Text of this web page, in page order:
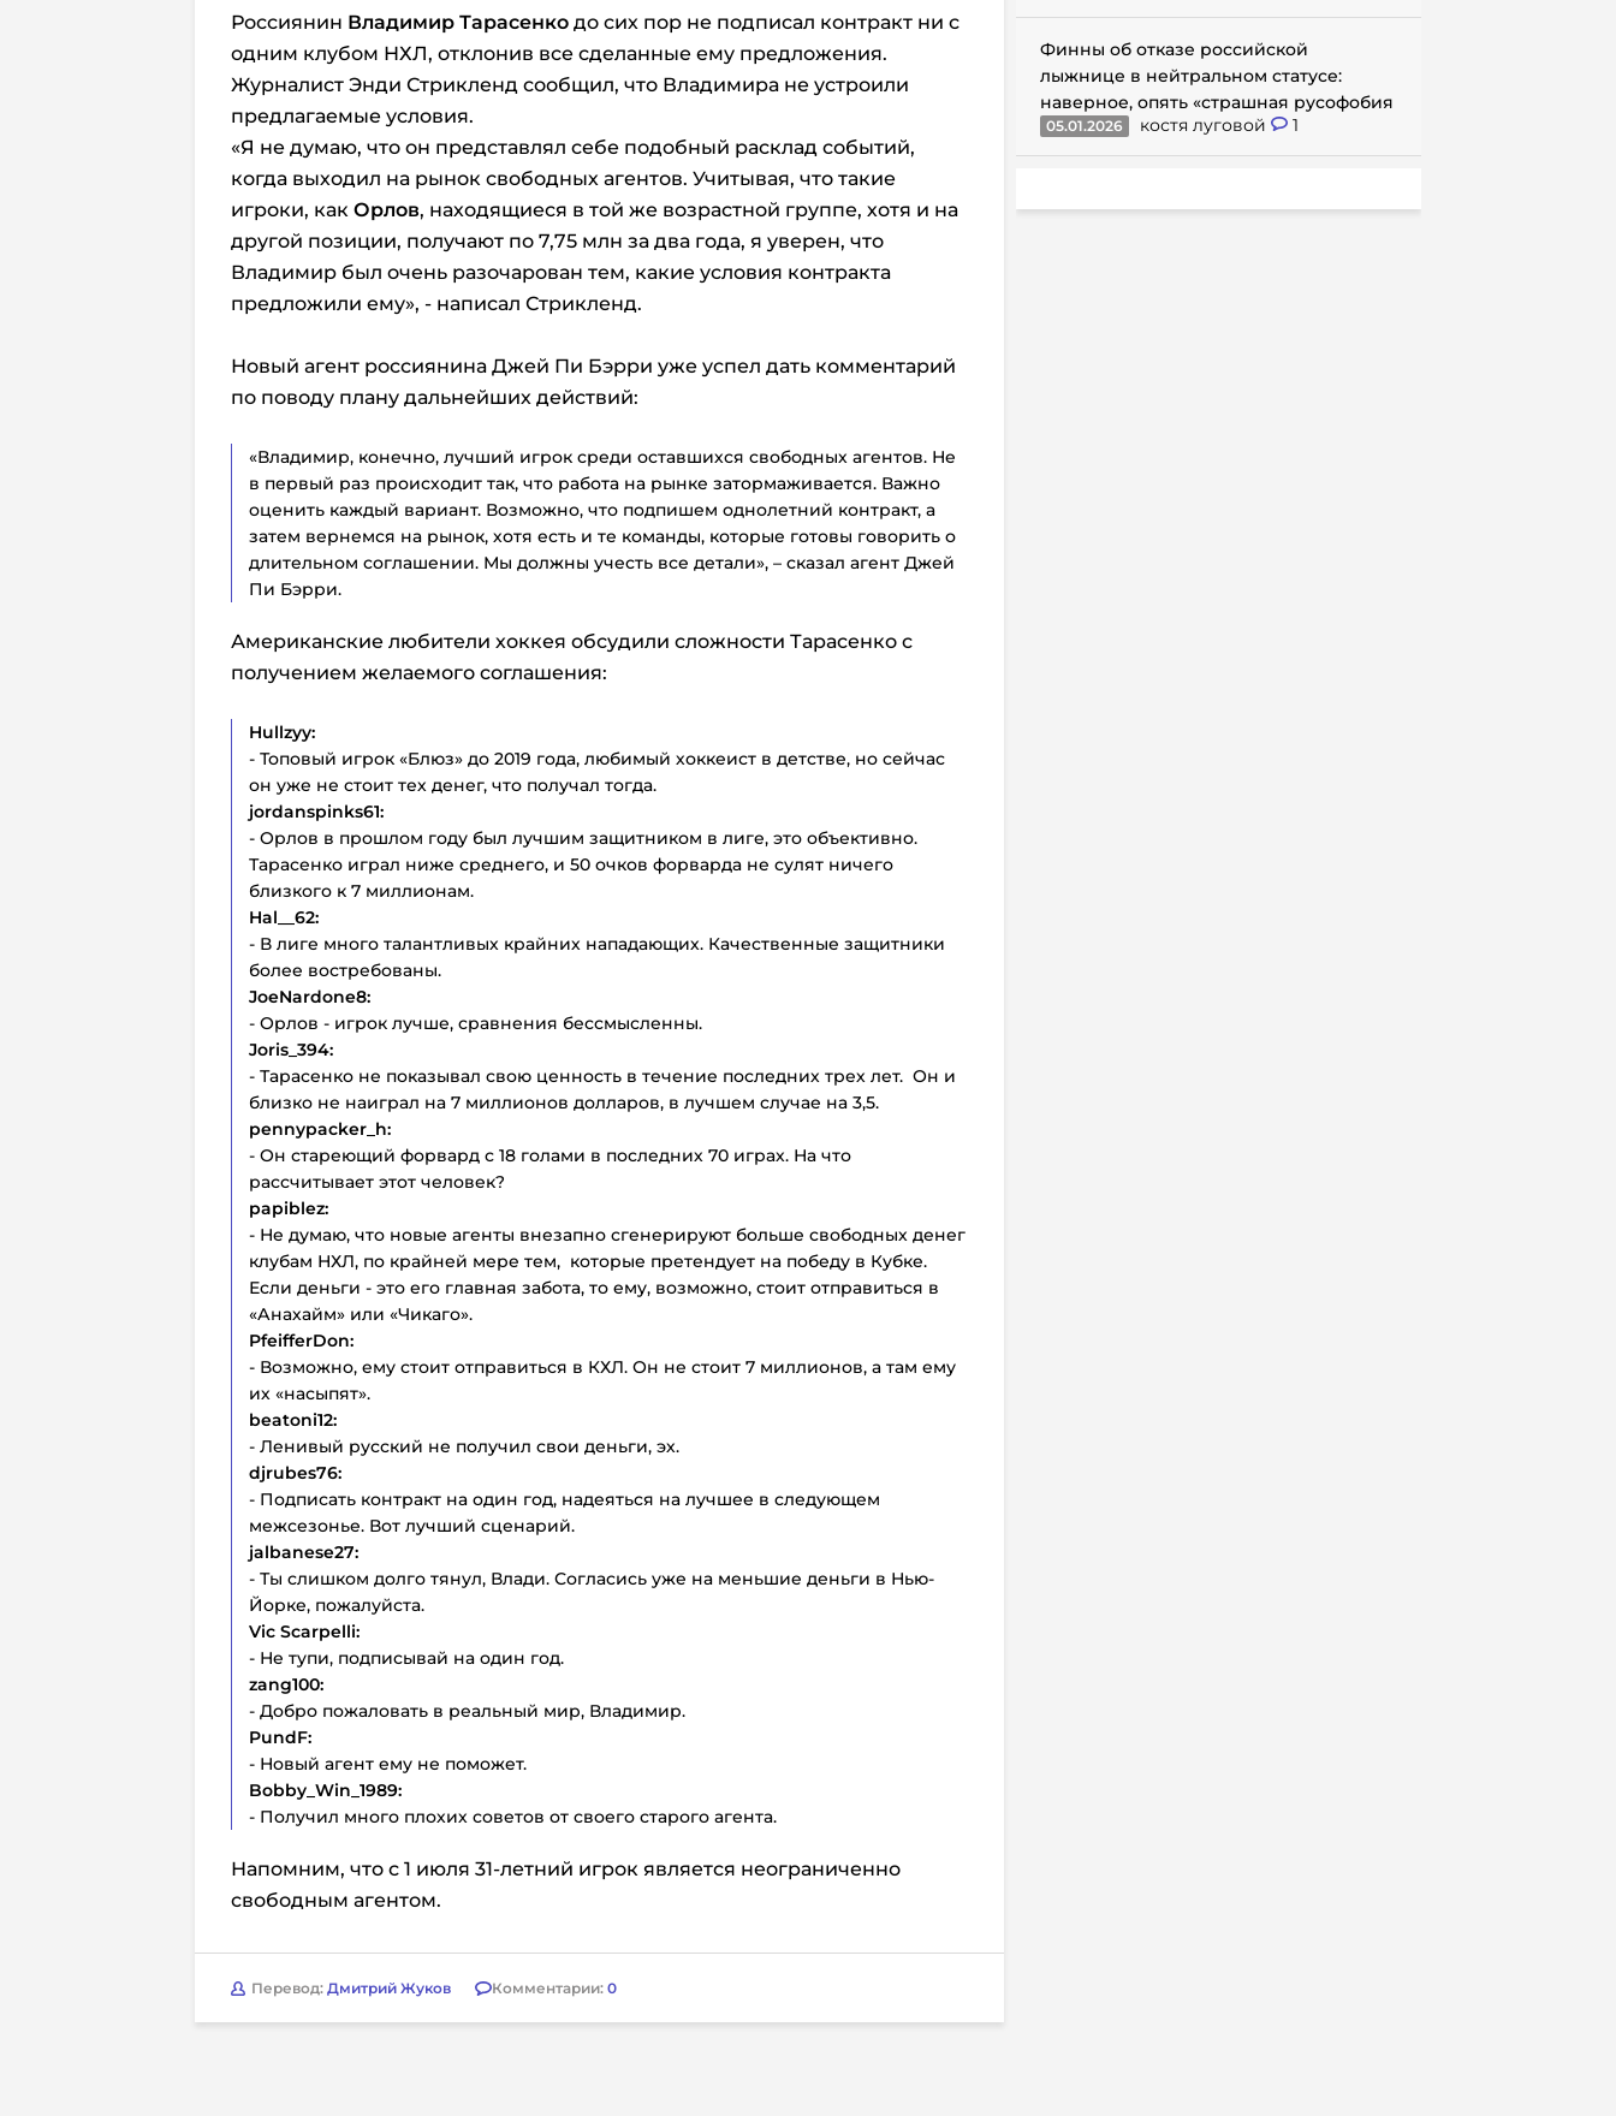
Россиянин Владимир Тарасенко до сих пор не подписал контракт ни с
одним клубом НХЛ, отклонив все сделанные ему предложения.
Журналист Энди Стрикленд сообщил, что Владимира не устроили
предлагаемые условия.
«Я не думаю, что он представлял себе подобный расклад событий,
когда выходил на рынок свободных агентов. Учитывая, что такие
игроки, как Орлов, находящиеся в той же возрастной группе, хотя и на
другой позиции, получают по 7,75 млн за два года, я уверен, что
Владимир был очень разочарован тем, какие условия контракта
предложили ему», - написал Стрикленд.
Новый агент россиянина Джей Пи Бэрри уже успел дать комментарий
по поводу плану дальнейших действий:
«Владимир, конечно, лучший игрок среди оставшихся свободных агентов. Не
в первый раз происходит так, что работа на рынке затормаживается. Важно
оценить каждый вариант. Возможно, что подпишем однолетний контракт, а
затем вернемся на рынок, хотя есть и те команды, которые готовы говорить о
длительном соглашении. Мы должны учесть все детали», – сказал агент Джей
Пи Бэрри.
Американские любители хоккея обсудили сложности Тарасенко с
получением желаемого соглашения:
Hullzyy:
- Топовый игрок «Блюз» до 2019 года, любимый хоккеист в детстве, но сейчас
он уже не стоит тех денег, что получал тогда.
jordanspinks61:
- Орлов в прошлом году был лучшим защитником в лиге, это объективно.
Тарасенко играл ниже среднего, и 50 очков форварда не сулят ничего
близкого к 7 миллионам.
Hal__62:
- В лиге много талантливых крайних нападающих. Качественные защитники
более востребованы.
JoeNardone8:
- Орлов - игрок лучше, сравнения бессмысленны.
Joris_394:
- Тарасенко не показывал свою ценность в течение последних трех лет. Он и
близко не наиграл на 7 миллионов долларов, в лучшем случае на 3,5.
pennypacker_h:
- Он стареющий форвард с 18 голами в последних 70 играх. На что
рассчитывает этот человек?
papiblez:
- Не думаю, что новые агенты внезапно сгенерируют больше свободных денег
клубам НХЛ, по крайней мере тем, которые претендует на победу в Кубке.
Если деньги - это его главная забота, то ему, возможно, стоит отправиться в
«Анахайм» или «Чикаго».
PfeifferDon:
- Возможно, ему стоит отправиться в КХЛ. Он не стоит 7 миллионов, а там ему
их «насыпят».
beatoni12:
- Ленивый русский не получил свои деньги, эх.
djrubes76:
- Подписать контракт на один год, надеяться на лучшее в следующем
межсезонье. Вот лучший сценарий.
jalbanese27:
- Ты слишком долго тянул, Влади. Согласись уже на меньшие деньги в Нью-
Йорке, пожалуйста.
Vic Scarpelli:
- Не тупи, подписывай на один год.
zang100:
- Добро пожаловать в реальный мир, Владимир.
PundF:
- Новый агент ему не поможет.
Bobby_Win_1989:
- Получил много плохих советов от своего старого агента.
Напомним, что с 1 июля 31-летний игрок является неограниченно
свободным агентом.
Перевод: Дмитрий Жуков Комментарии: 0
Финны об отказе российской
лыжнице в нейтральном статусе:
наверное, опять «страшная русофобия
05.01.2026 костя луговой 1